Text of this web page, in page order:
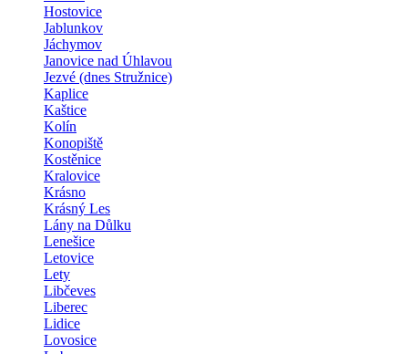
Hostovice
Jablunkov
Jáchymov
Janovice nad Úhlavou
Jezvé (dnes Stružnice)
Kaplice
Kaštice
Kolín
Konopiště
Kostěnice
Kralovice
Krásno
Krásný Les
Lány na Důlku
Lenešice
Letovice
Lety
Libčeves
Liberec
Lidice
Lovosice